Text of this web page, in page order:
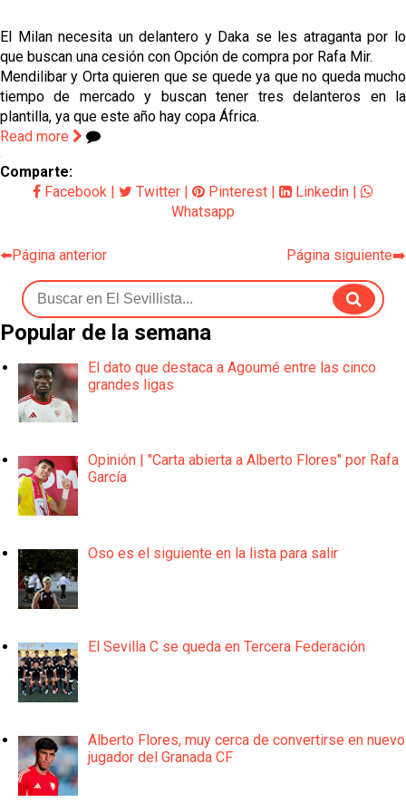
El Granada negocia con el Sevilla FC por Alberto
Flores
IDV reclama dinero al Sevilla por Mercado
El Sevilla FC cierra el fichaje de Robbie Ure
Femenino
El Milan necesita un delantero y Daka se les atraganta por lo
que buscan una cesión con Opción de compra por Rafa Mir.
Mendilibar y Orta quieren que se quede ya que no queda mucho
tiempo de mercado y buscan tener tres delanteros en la
plantilla, ya que este año hay copa África.
Read more
Comparte:
Facebook
Twitter Pinterest Linkedin
Whatsapp
⬅️Página anterior Página siguiente➡️
Popular de la semana
El dato que destaca a Agoumé entre las cinco
grandes ligas
Opinión | "Carta abierta a Alberto Flores" por Rafa
García
Oso es el siguiente en la lista para salir
El Sevilla C se queda en Tercera Federación
Alberto Flores, muy cerca de convertirse en nuevo
jugador del Granada CF